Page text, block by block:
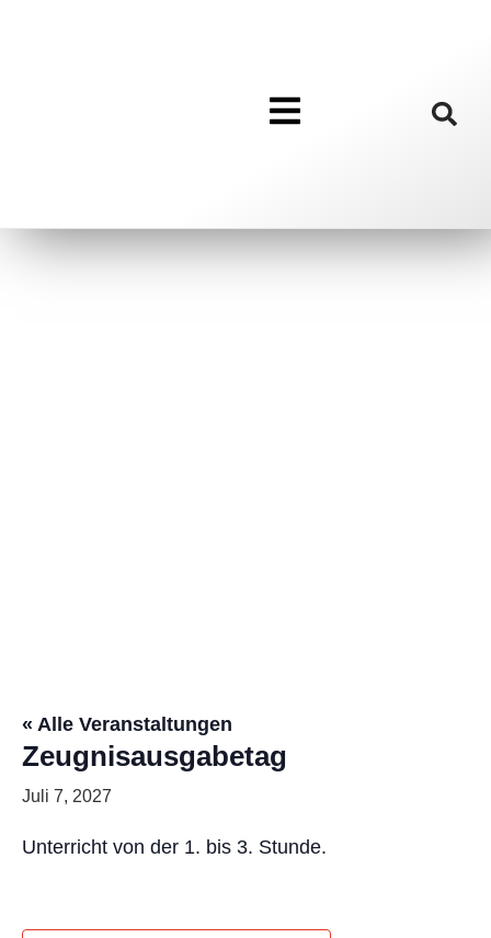
« Alle Veranstaltungen
Zeugnisausgabetag
Juli 7, 2027
Unterricht von der 1. bis 3. Stunde.